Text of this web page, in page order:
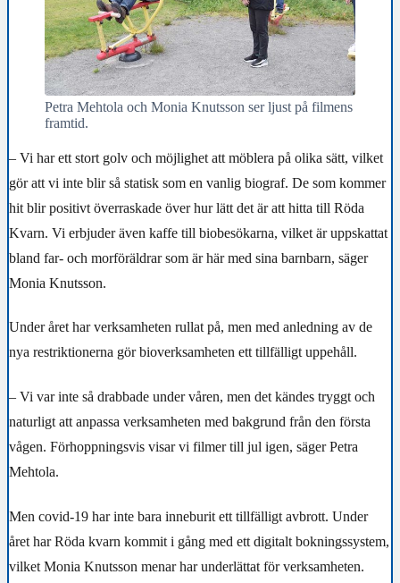
Petra Mehtola och Monia Knutsson ser ljust på filmens
framtid.
– Vi har ett stort golv och möjlighet att möblera på olika sätt, vilket
gör att vi inte blir så statisk som en vanlig biograf. De som kommer
hit blir positivt överraskade över hur lätt det är att hitta till Röda
Kvarn. Vi erbjuder även kaffe till biobesökarna, vilket är uppskattat
bland far- och morföräldrar som är här med sina barnbarn, säger
Monia Knutsson.
Under året har verksamheten rullat på, men med anledning av de
nya restriktionerna gör bioverksamheten ett tillfälligt uppehåll.
– Vi var inte så drabbade under våren, men det kändes tryggt och
naturligt att anpassa verksamheten med bakgrund från den första
vågen. Förhoppningsvis visar vi filmer till jul igen, säger Petra
Mehtola.
Men covid-19 har inte bara inneburit ett tillfälligt avbrott. Under
året har Röda kvarn kommit i gång med ett digitalt bokningssystem,
vilket Monia Knutsson menar har underlättat för verksamheten.